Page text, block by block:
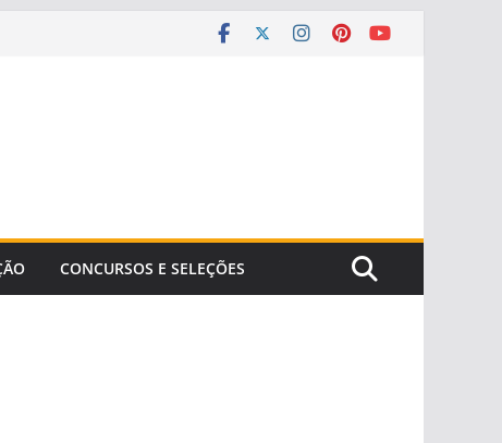
CONCURSOS E SELEÇÕES